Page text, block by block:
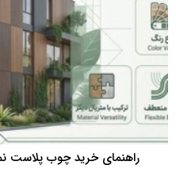
راهنمای خرید چوب پلاست